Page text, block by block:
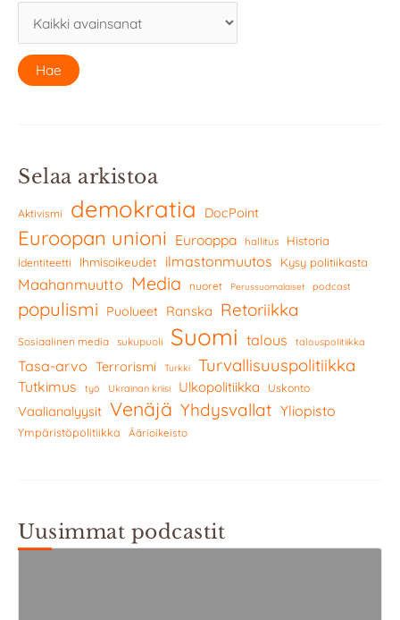
Selaa arkistoa
Aktivismi demokratia DocPoint
Euroopan unioni Eurooppa hallitus Historia
Identiteetti Ihmisoikeudet ilmastonmuutos Kysy politiikasta
Maahanmuutto Media nuoret Perussuomalaiset podcast
populismi Puolueet Ranska Retoriikka
Sosiaalinen media sukupuoli Suomi talous talouspolitiikka
Tasa-arvo Terrorismi Turkki Turvallisuuspolitiikka
Tutkimus työ Ukrainan kriisi Ulkopolitiikka Uskonto
Vaalianalyysit Venäjä Yhdysvallat Yliopisto
Ympäristöpolitiikka Äärioikeisto
Uusimmat podcastit